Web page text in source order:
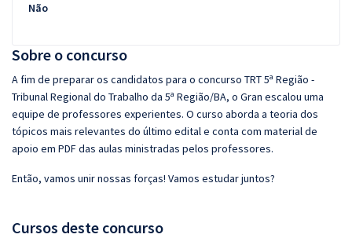
Sobre o concurso
A fim de preparar os candidatos para o concurso TRT 5ª Região -
Tribunal Regional do Trabalho da 5ª Região/BA, o Gran escalou uma
equipe de professores experientes. O curso aborda a teoria dos
tópicos mais relevantes do último edital e conta com material de
apoio em PDF das aulas ministradas pelos professores.
Então, vamos unir nossas forças! Vamos estudar juntos?
Cursos deste concurso
Não